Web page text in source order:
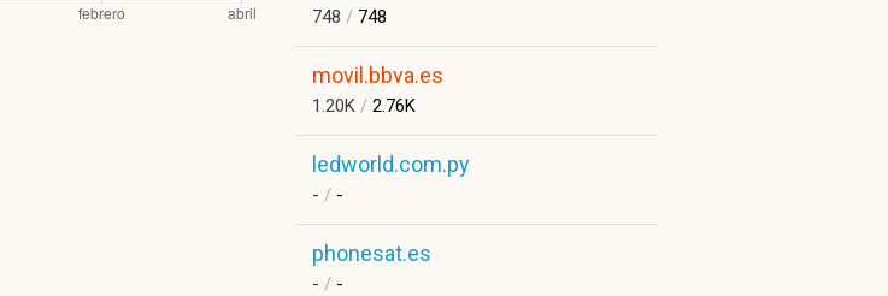
748 / 748
movil.bbva.es
1.20K / 2.76K
ledworld.com.py
- / -
phonesat.es
- / -